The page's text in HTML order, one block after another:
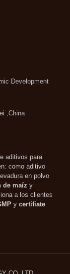
Development
,China
aditivos para
como aditivo
en polvo
de maíz y
a los clientes
y certifiate